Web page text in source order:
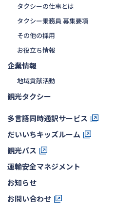
タクシーの仕事とは
タクシー乗務員 募集要項
その他の採用
お役立ち情報
企業情報
地域貢献活動
観光タクシー
多言語同時通訳サービス
だいいちキッズルーム
観光バス
運輸安全マネジメント
お知らせ
お問い合わせ